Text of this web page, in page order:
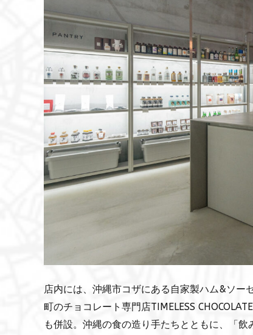
店内には、沖縄市コザにある自家製ハム&ソー
町のチョコレート専門店TIMELESS
も併設。沖縄の食の造り手たちとともに、「飲